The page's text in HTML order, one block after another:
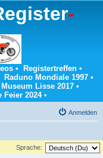
-
• Registertreffen•
Raduno Mondiale 1997•
Lisse 2017 •
Feier 2024•
Anmelden
Sprache: